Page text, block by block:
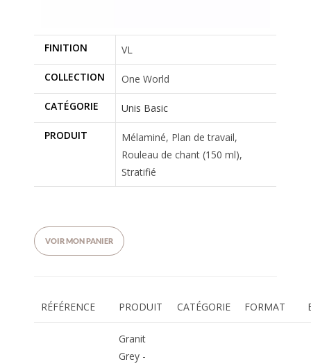
FINITION VL
COLLECTION One World
CATÉGORIE Unis Basic
PRODUIT
Mélaminé, Plan de travail,
Rouleau de chant (150 ml),
Stratifié
VOIR MON PANIER
RÉFÉRENCE PRODUIT CATÉGORIE FORMAT
Granit
Grey -